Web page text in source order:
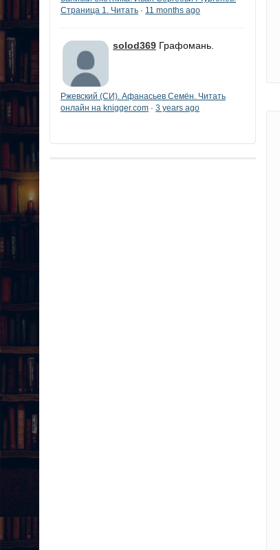
Страница 1. Читать · 11 months ago
solod369 Графомань.
Ржевский (СИ). Афанасьев Семён. Читать
онлайн на knigger.com · 3 years ago